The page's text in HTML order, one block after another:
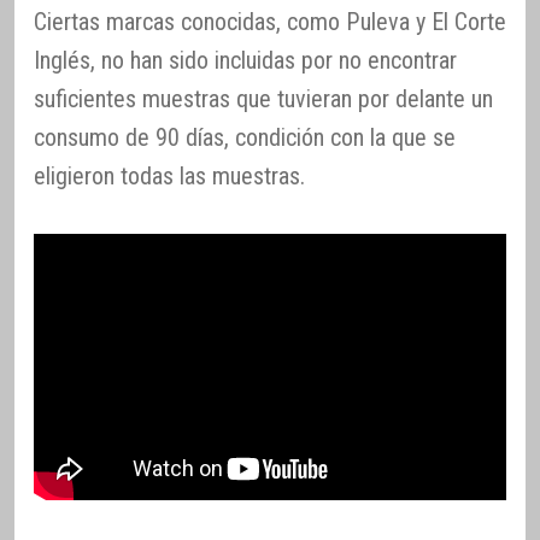
Ciertas marcas conocidas, como Puleva y El Corte
Inglés, no han sido incluidas por no encontrar
suficientes muestras que tuvieran por delante un
consumo de 90 días, condición con la que se
eligieron todas las muestras.